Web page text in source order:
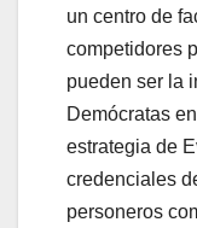
un centro de
competidores
pueden ser la
Demócratas
estrategia de
credenciales
personeros